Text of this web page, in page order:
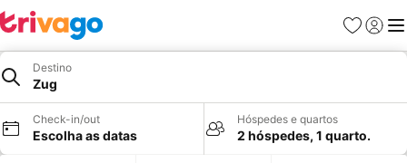
Favoritos
Iniciar
Destino
Zug
Check-in/out
Escolha as datas
Hóspedes e quartos
2 hóspedes, 1 quarto.